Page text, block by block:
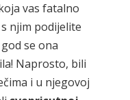
vas fatalno
njim podijelite
se ona
Naprosto, bili
i u njegovoj